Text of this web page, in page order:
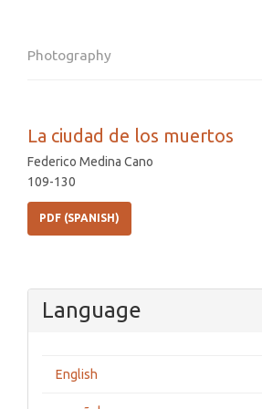
Photography
La ciudad de los muertos
Federico Medina Cano
109-130
PDF (SPANISH)
Language
English